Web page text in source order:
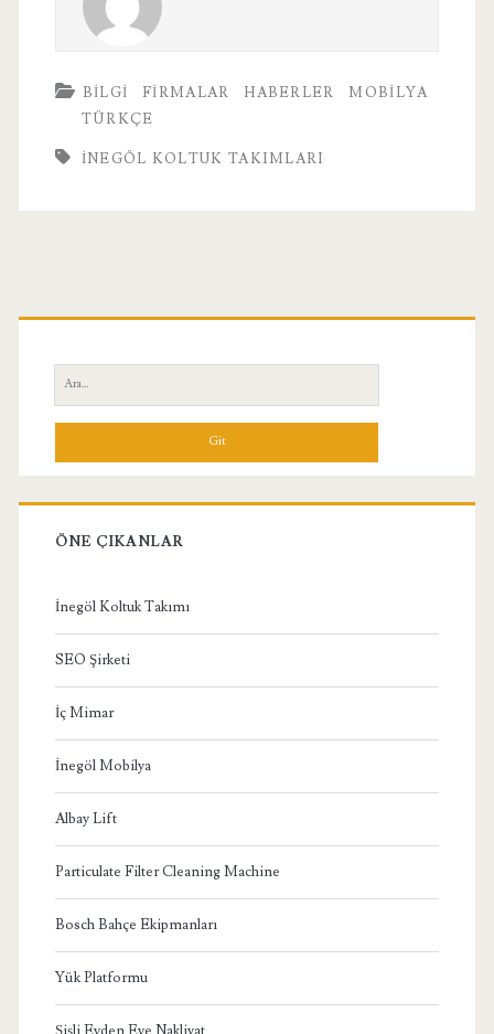
BILGI FIRMALAR HABERLER
MOBILYA
TÜRKÇE
INEGÖL KOLTUK TAKIMLARI
Birincil
Yan
Menü
Ara:
ÖNE ÇIKANLAR
İnegöl Koltuk Takımı
SEO Şirketi
İç Mimar
İnegöl Mobilya
Albay Lift
Particulate Filter Cleaning Machine
Bosch Bahçe Ekipmanları
Yük Platformu
Şişli Evden Eve Nakliyat